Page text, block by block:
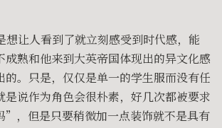
人看到了就立刻感受到时代感，能
成熟和他来到大英帝国体现出的异文化感
的。只是，仅仅是单一的学生服而没有任
是说作为角色会很朴素，好几次都被要求
”，但是只要稍微加一点装饰就不是具有